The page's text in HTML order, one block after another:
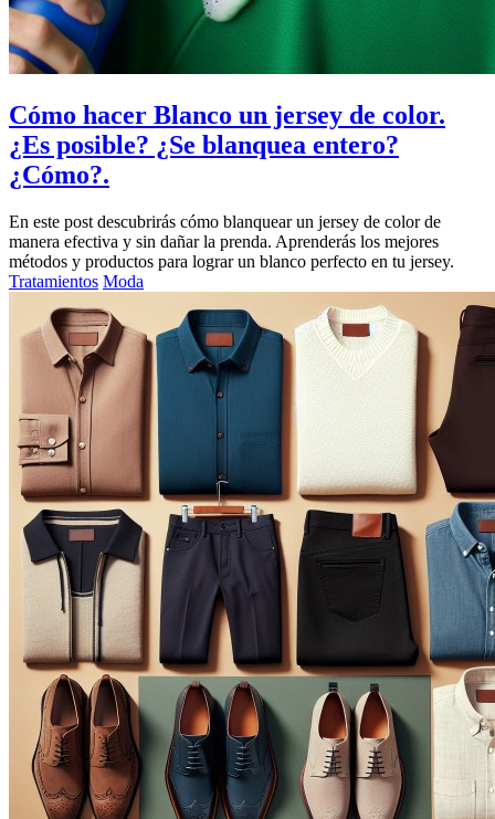
Cómo hacer Blanco un jersey de color.
¿Es posible? ¿Se blanquea entero?
¿Cómo?.
En este post descubrirás cómo blanquear un jersey de color de
manera efectiva y sin dañar la prenda. Aprenderás los mejores
métodos y productos para lograr un blanco perfecto en tu jersey.
Tratamientos Moda